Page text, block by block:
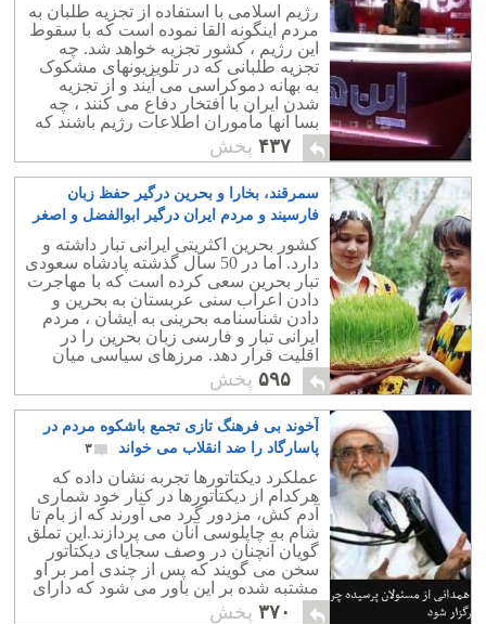
رژیم اسلامی با استفاده از تجزیه طلبان به
مردم اینگونه القا نموده است که با سقوط
این رژیم ، کشور تجزیه خواهد شد. چه
تجزیه طلبانی که در تلویزیونهای مشکوک
به بهانه دموکراسی می آیند و از تجزیه
شدن ایران با افتخار دفاع می کنند ، چه
بسا آنها مأموران اطلاعات رژیم باشند که
سعی در ارعاب مردم داشته و توسل از
ناچاری به رژیم دزد اسلامی را بیافرینند. در
واقع مردم می بینند که بهتر است با رژیم
جهل و فساد و خون بسازند تا اینکه به
سرنوشت عراق و سوریه دچار شوند.
اطلاعات رژیم اسلامی در بسیاری از
تلویزیونهای مثلاً آزادیخواه خارج از کشور تا
جایی است که این تلویزیونها از مهمانان
تجزیه طلب دعوت می کنند! این چیزی جز
کمک به دوام رژیم و آب در آسیابش ریختن
است؟
۴۳۷ پخش
سمرقند، بخارا و بحرین درگیر حفظ زبان
فارسیند و مردم ایران درگیر ابوالفضل و اصغر
کشور بحرین اکثریتی ایرانی تبار داشته و
دارد. اما در 50 سال گذشته پادشاه سعودی
تبار بحرین سعی کرده است که با مهاجرت
دادن اعراب سنی عربستان به بحرین و
دادن شناسنامه بحرینی به ایشان ، مردم
ایرانی تبار و فارسی زبان بحرین را در
اقلیت قرار دهد. مرزهای سیاسی میان
ازبکستان و تاجیکستان همچنان بر اساس
تقسیمات شوروی است و دو شهر فارسی
زبان سمرقند و بخارا در آتش خشم ازبکها
بشدت در فشارند. مردم ایران در حالی به
کربلا و سامرا و نجف می روند و سالانه
میلیاردها دلار در حلق آخوندهای ایران و
عراق می ریزند که زبان فارسی در
بسیاری از همسایگان مانند ازبکستان
بصورتی تحقیر آمیز و ستیزه جویانه در حال
تخریب است.
۵۹۵ پخش
آخوند بی فرهنگ تازی تجمع باشکوه مردم در
پاسارگاد را ضد انقلاب می خواند
۳
عملکرد دیکتاتورها تجربه نشان داده که
هرکدام از دیکتاتورها در کنار خود شماری
آدم کش، مزدور گرد می آورند که از بام تا
شام به چاپلوسی آنان می پردازند.این تملق
گویان آنچنان در وصف سجایای دیکتاتور
سخن می گویند که پس از چندی امر بر او
مشتبه شده بر این باور می شود که دارای
چنان صفات بارزی است
۳۷۰ پخش